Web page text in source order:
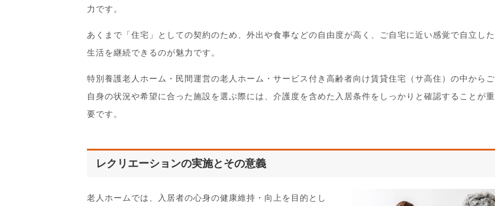
力です。
あくまで「住宅」としての契約のため、外出や食事などの自由度が高く、ご自宅に近い感覚で自立した
生活を継続できるのが魅力です。
特別養護老人ホーム・民間運営の老人ホーム・サービス付き高齢者向け賃貸住宅（サ高住）の中からご
自身の状況や希望に合った施設を選ぶ際には、介護度を含めた入居条件をしっかりと確認することが重
要です。
レクリエーションの実施とその意義
老人ホームでは、入居者の心身の健康維持・向上を目的とし